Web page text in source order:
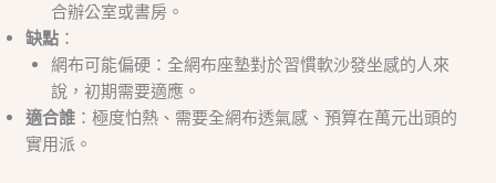
合辦公室或書房。
缺點 ：
網布可能偏硬：全網布座墊對於習慣軟沙發坐感的人來
說，初期需要適應。
適合誰 ：極度怕熱、需要全網布透氣感、預算在萬元出頭的
實用派。